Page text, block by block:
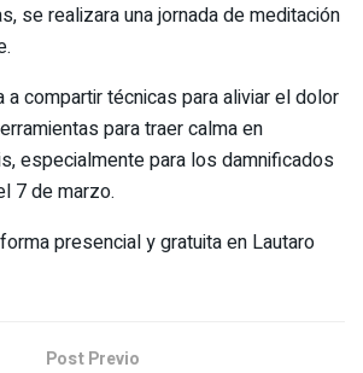
se realizara una jornada de meditación
a compartir técnicas para aliviar el dolor
para traer calma en
especialmente para los damnificados
7 de marzo.
presencial y gratuita en Lautaro
Post Previo